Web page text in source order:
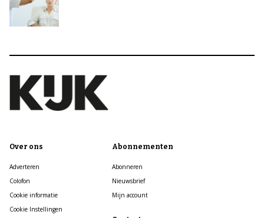
Over ons
Adverteren
Colofon
Cookie informatie
Cookie Instellingen
Abonnementen
Abonneren
Nieuwsbrief
Mijn account